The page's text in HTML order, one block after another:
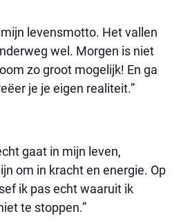
levensmotto. Het vallen
wel. Morgen is niet
zo groot mogelijk! En ga
je je eigen realiteit.”
gaat in mijn leven,
om in kracht en energie. Op
ik pas echt waaruit ik
te stoppen.”